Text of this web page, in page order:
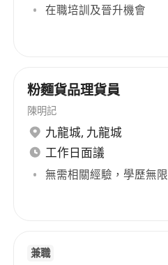
在職培訓及晉升機會
粉麵貨品理貨員
陳明記
九龍城, 九龍城
工作日面議
無需相關經驗，學歷無限
兼職